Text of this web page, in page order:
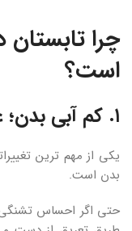
چرا
است؟
۱. کم آبی بدن؛ عامل پنهان تانگ بایت
یکی از مهم ترین
بدن است.
حتی اگر احساس تشنگی